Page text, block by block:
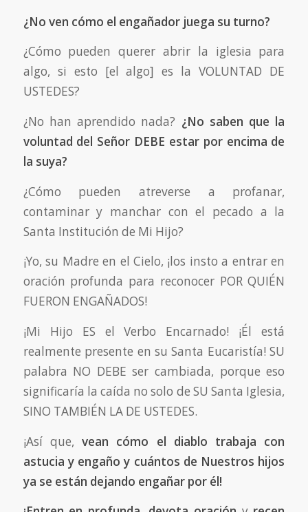
¿No ven cómo el engañador juega su turno?
¿Cómo pueden querer abrir la iglesia para
algo, si esto [el algo] es la VOLUNTAD DE
USTEDES?
¿No han aprendido nada? ¿No saben que la
voluntad del Señor DEBE estar por encima de
la suya?
¿Cómo pueden atreverse a profanar,
contaminar y manchar con el pecado a la
Santa Institución de Mi Hijo?
¡Yo, su Madre en el Cielo, ¡los insto a entrar en
oración profunda para reconocer POR QUIÉN
FUERON ENGAÑADOS!
¡Mi Hijo ES el Verbo Encarnado! ¡Él está
realmente presente en su Santa Eucaristía! SU
palabra NO DEBE ser cambiada, porque eso
significaría la caída no solo de SU Santa Iglesia,
SINO TAMBIÉN LA DE USTEDES.
¡Así que,vean cómo el diablo trabaja con
astucia y engaño y cuántos de Nuestros hijos
ya se están dejando engañar por él!